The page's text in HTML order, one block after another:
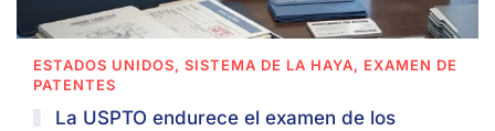
ESTADOS UNIDOS, SISTEMA DE LA HAYA, EXAMEN DE
PATENTES
La USPTO endurece el examen de los